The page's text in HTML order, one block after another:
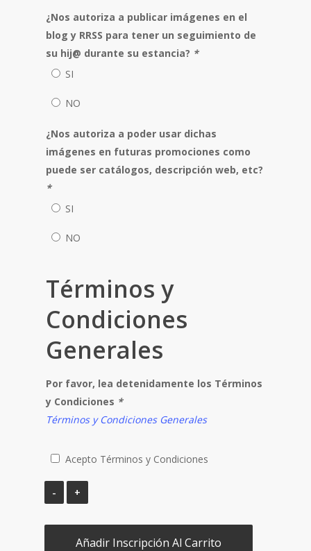
¿Nos autoriza a publicar imágenes en el
blog y RRSS para tener un seguimiento de
su hij@ durante su estancia? *
SI
NO
¿Nos autoriza a poder usar dichas
imágenes en futuras promociones como
puede ser catálogos, descripción web, etc?
*
SI
NO
Términos y
Condiciones
Generales
Por favor, lea detenidamente los Términos
y Condiciones *
Términos y Condiciones Generales
Acepto Términos y Condiciones
Añadir Inscripción Al Carrito